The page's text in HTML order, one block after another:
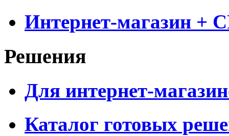
Интернет-магазин +
Решения
Для интернет-
Каталог готовых